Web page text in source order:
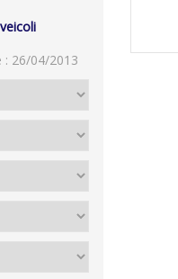
: 26/04/2013